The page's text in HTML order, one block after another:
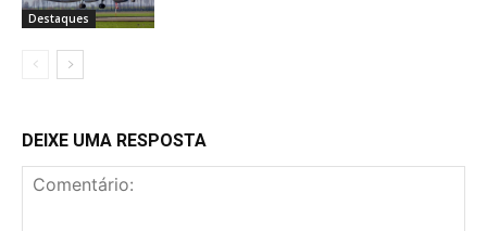
Destaques
DEIXE UMA RESPOSTA